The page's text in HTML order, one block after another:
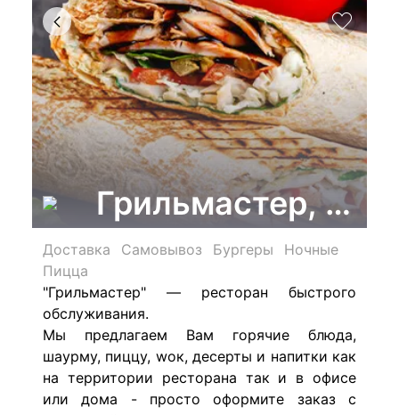
Грильмастер,
Доставка Самовывоз Бургеры
Ночные
Пицца
"Грильмастер" — ресторан быстрого
обслуживания.
Мы предлагаем Вам горячие блюда,
шаурму, пиццу, wок, десерты и напитки как
на территории ресторана так и в офисе
или дома - просто оформите заказ с